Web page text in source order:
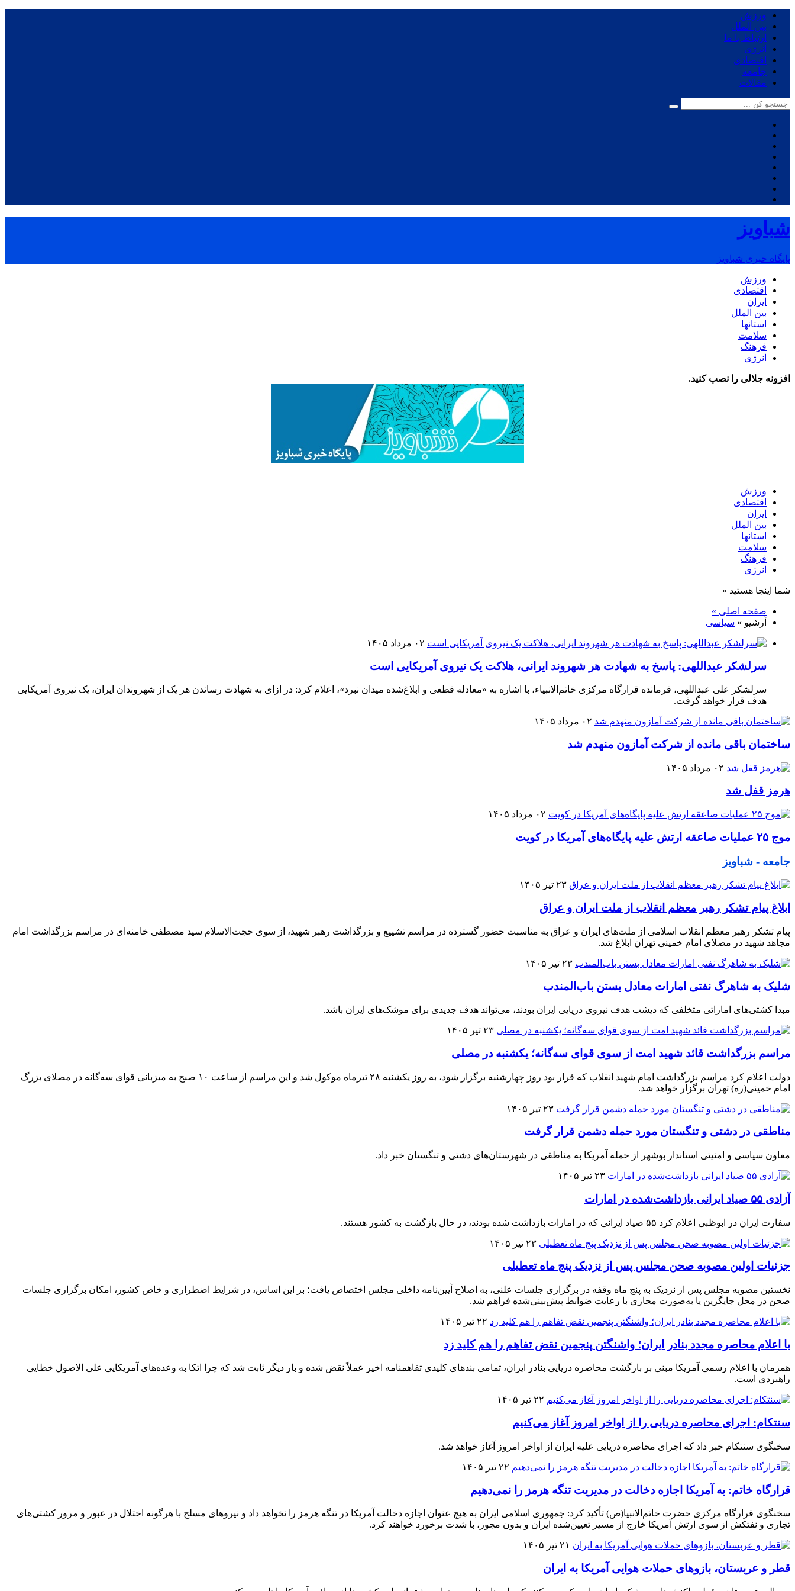
ورزش
بین الملل
ارتباط با ما
انرژی
اقتصادی
جامعه
مقالات
شباویز
پایگاه خبری شباویز
ورزش
اقتصادی
ایران
بین الملل
استانها
سلامت
فرهنگ
انرژی
افزونه جلالی را نصب کنید.
ورزش
اقتصادی
ایران
بین الملل
استانها
سلامت
فرهنگ
انرژی
شما اینجا هستید »
صفحه اصلی »
آرشیو » سیاسی
۰۲ مرداد ۱۴۰۵
سرلشکر عبداللهی: پاسخ به شهادت هر شهروند ایرانی، هلاکت یک نیروی آمریکایی است
سرلشکر علی عبداللهی، فرمانده قرارگاه مرکزی خاتم‌الانبیاء، با اشاره به «معادله قطعی و ابلاغ‌شده میدان نبرد»، اعلام کرد: در ازای به شهادت رساندن هر یک از شهروندان ایران، یک نیروی آمریکایی
هدف قرار خواهد گرفت.
۰۲ مرداد ۱۴۰۵
ساختمان باقی مانده از شرکت آمازون منهدم شد
۰۲ مرداد ۱۴۰۵
هرمز قفل شد
۰۲ مرداد ۱۴۰۵
موج ۲۵ عملیات صاعقه ارتش علیه پایگاه‌های آمریکا در کویت
جامعه - شباویز
۲۳ تیر ۱۴۰۵
ابلاغ پیام تشکر رهبر معظم انقلاب از ملت ایران و عراق
پیام تشکر رهبر معظم انقلاب اسلامی از ملت‌های ایران و عراق به مناسبت حضور گسترده در مراسم تشییع و بزرگداشت رهبر شهید، از سوی حجت‌الاسلام سید مصطفی خامنه‌ای در مراسم بزرگداشت امام
مجاهد شهید در مصلای امام خمینی تهران ابلاغ شد.
۲۳ تیر ۱۴۰۵
شلیک به شاهرگ نفتی امارات معادل بستن باب‌المندب
مبدا کشتی‌های اماراتی متخلفی که دیشب هدف نیروی دریایی ایران بودند، می‌تواند هدف جدیدی برای موشک‌های ایران باشد.
۲۳ تیر ۱۴۰۵
مراسم بزرگداشت قائد شهید امت از سوی قوای سه‌گانه؛ یکشنبه در مصلی
دولت اعلام کرد مراسم بزرگداشت امام شهید انقلاب که قرار بود روز چهارشنبه برگزار شود، به روز یکشنبه ۲۸ تیرماه موکول شد و این مراسم از ساعت ۱۰ صبح به میزبانی قوای سه‌گانه در مصلای بزرگ
امام خمینی(ره) تهران برگزار خواهد شد.
۲۳ تیر ۱۴۰۵
مناطقی در دشتی و تنگستان مورد حمله دشمن قرار گرفت
معاون سیاسی و امنیتی استاندار بوشهر از حمله آمریکا به مناطقی در شهرستان‌های دشتی و تنگستان خبر داد.
۲۳ تیر ۱۴۰۵
آزادی ۵۵ صیاد ایرانی بازداشت‌شده در امارات
سفارت ایران در ابوظبی اعلام کرد ۵۵ صیاد ایرانی که در امارات بازداشت شده بودند، در حال بازگشت به کشور هستند.
۲۳ تیر ۱۴۰۵
جزئیات اولین مصوبه صحن مجلس پس از نزدیک پنج ماه تعطیلی
نخستین مصوبه مجلس پس از نزدیک به پنج ماه وقفه در برگزاری جلسات علنی، به اصلاح آیین‌نامه داخلی مجلس اختصاص یافت؛ بر این اساس، در شرایط اضطراری و خاص کشور، امکان برگزاری جلسات
صحن در محل جایگزین یا به‌صورت مجازی با رعایت ضوابط پیش‌بینی‌شده فراهم شد.
۲۲ تیر ۱۴۰۵
با اعلام محاصره مجدد بنادر ایران؛ واشنگتن پنجمین نقض تفاهم را هم کلید زد
همزمان با اعلام رسمی آمریکا مبنی بر بازگشت محاصره دریایی بنادر ایران، تمامی بندهای کلیدی تفاهمنامه اخیر عملاً نقض شده و بار دیگر ثابت شد که چرا اتکا به وعده‌های آمریکایی علی الاصول خطایی
راهبردی است.
۲۲ تیر ۱۴۰۵
سنتکام: اجرای محاصره دریایی را از اواخر امروز آغاز می‌کنیم
سخنگوی سنتکام خبر داد که اجرای محاصره دریایی علیه ایران از اواخر امروز آغاز خواهد شد.
۲۲ تیر ۱۴۰۵
قرارگاه خاتم‌: به آمریکا اجازه دخالت در مدیریت تنگه هرمز را نمی‌دهیم
سخنگوی قرارگاه مرکزی حضرت خاتم‌الانبیا(ص) تأکید کرد: جمهوری اسلامی ایران به هیچ عنوان اجازه دخالت آمریکا در تنگه هرمز را نخواهد داد و نیروهای مسلح با هرگونه اختلال در عبور و مرور کشتی‌های
تجاری و نفتکش از سوی ارتش آمریکا خارج از مسیر تعیین‌شده ایران و بدون مجوز، با شدت برخورد خواهند کرد.
۲۱ تیر ۱۴۰۵
قطر و عربستان، بازوهای حملات هوایی آمریکا به ایران